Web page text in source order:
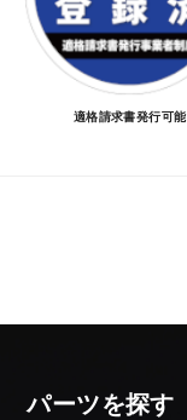
適格請求書発行可能
パーツを探す